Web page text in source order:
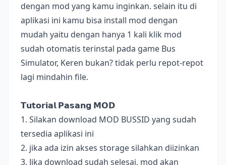
dengan mod yang kamu inginkan. selain itu di
aplikasi ini kamu bisa install mod dengan
mudah yaitu dengan hanya 1 kali klik mod
sudah otomatis terinstal pada game Bus
Simulator, Keren bukan? tidak perlu repot-repot
lagi mindahin file.
𝗧𝘂𝘁𝗼𝗿𝗶𝗮𝗹 𝗣𝗮𝘀𝗮𝗻𝗴 𝗠𝗢𝗗
1. Silakan download MOD BUSSID yang sudah
tersedia aplikasi ini
2. jika ada izin akses storage silahkan diizinkan
3. Jika download sudah selesai, mod akan